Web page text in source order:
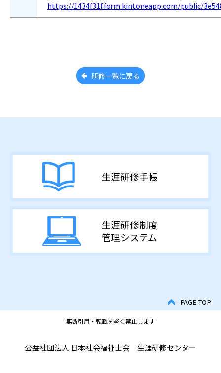
https://1434f31f.form.kintoneapp.com/public/
研修一覧に戻る
生涯研修手帳
生涯研修制度
管理システム
PAGE TOP
無断引用・転載を堅く禁止します
公益社団法人 日本社会福祉士会 生涯研修センター